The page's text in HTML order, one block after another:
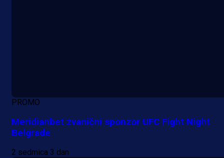
PROMO
Meridianbet zvanični sponzor UFC Fight Night
Belgrade
2 sedmica 3 dan